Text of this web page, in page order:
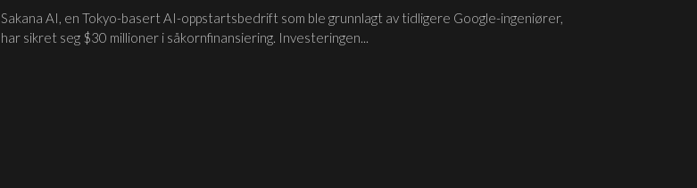
Sakana AI, en Tokyo-basert AI-oppstartsbedrift som ble grunnlagt av tidligere Google-ingeniører,
har sikret seg $30 millioner i såkornfinansiering. Investeringen...